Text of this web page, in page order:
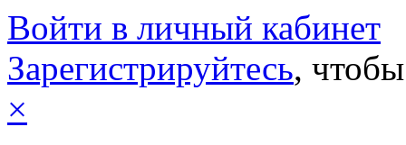
Войти в личный кабинет
Зарегистрируйтесь,
×